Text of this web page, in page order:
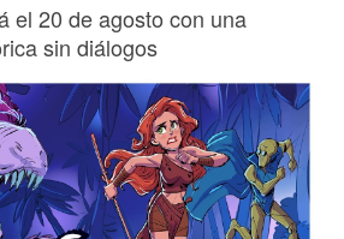
el 20 de agosto con una
sin diálogos